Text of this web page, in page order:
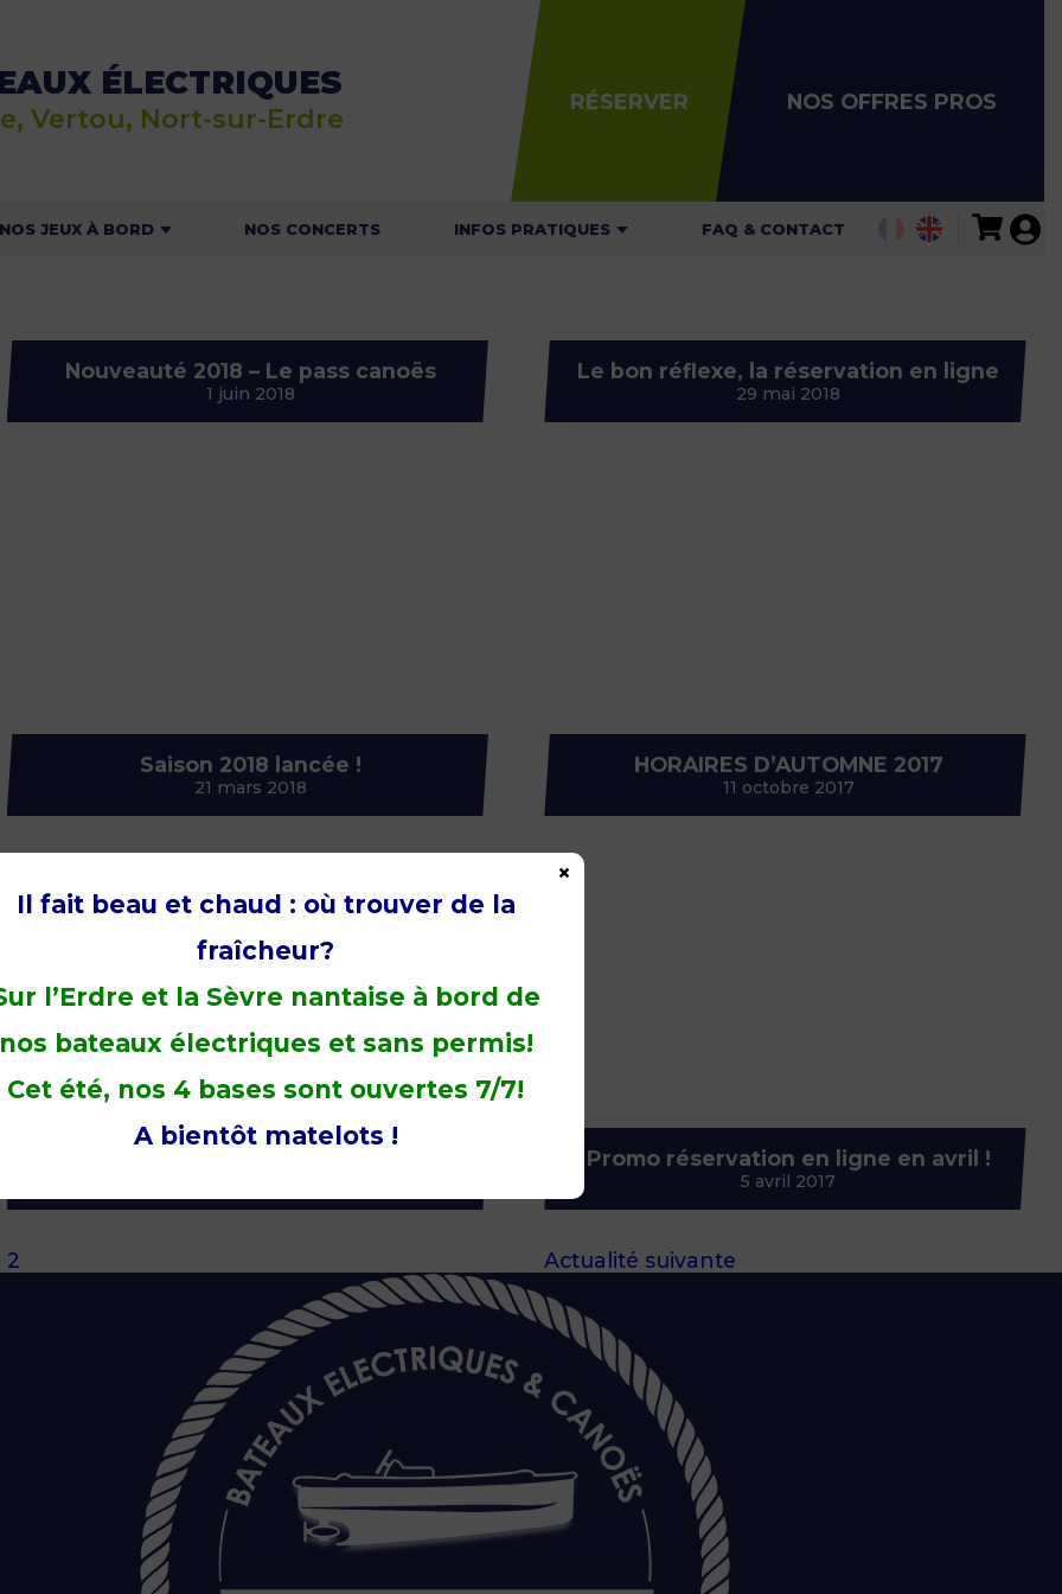
ÉLECTRIQUES
Vertou, Nort-sur-Erdre
RÉSERVER NOS OFFRES PROS
NOS JEUX À BORD
JEU DU MOUSSAILLON
NOS CONCERTS INFOS PRATIQUES
HORAIRES
TARIFS
FAQ & CONTACT
Nouveauté 2018 – Le pass canoës
1 juin 2018
Le bon réflexe, la réservation en ligne
29 mai 2018
Saison 2018 lancée !
21 mars 2018
HORAIRES D’AUTOMNE 2017
11 octobre 2017
Promo Réservation en Ligne et horaires
Promo réservation en ligne en avril !
5 avril 2017
2 Actualité suivante
Il fait beau et chaud : où trouver de la
fraîcheur?
l’Erdre et la Sèvre nantaise à bord de
nos bateaux électriques et sans permis!
Cet été, nos 4 bases sont ouvertes 7/7!
A bientôt matelots !
×